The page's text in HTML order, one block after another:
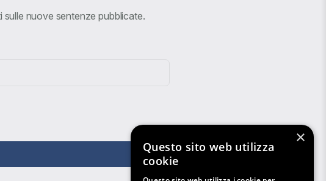
sulle nuove sentenze pubblicate.
×
Questo sito web utilizza
cookie